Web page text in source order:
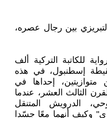
بين رجال عصره،
للكاتبة التركية ألف
إسطنبول، في هذه
متوازيتين، إحداها في
الثالث العشر، عندما
الدرويش المتنقل
وكيف أنهما معًا جسّدا